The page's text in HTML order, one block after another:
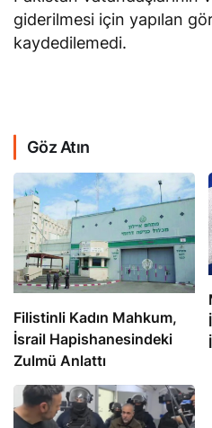
giderilmesi için yapılan
kaydedilemedi.
Göz Atın
Filistinli Kadın Mahkum,
İsrail Hapishanesindeki
Zulmü Anlattı